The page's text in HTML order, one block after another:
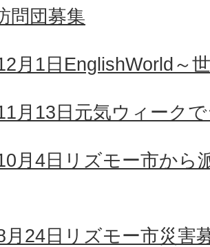
問団募集
月1日EnglishWorld～
月13日元気ウィーク
月4日リズモー市から
月24日リズモー市災害